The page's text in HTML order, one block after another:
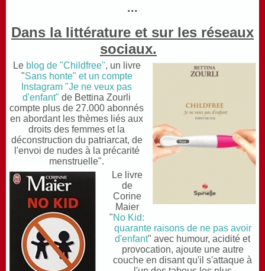
...
Dans la littérature et sur les réseaux
sociaux.
Le blog de "Childfree", un livre
"Sans honte" et un compte
Instagram "Je ne veux pas
d'enfant" de Bettina Zourli
compte plus de 27.000 abonnés
en abordant les thèmes liés aux
droits des femmes et la
déconstruction du patriarcat, de
l'envoi de nudes à la précarité
menstruelle".
Le livre
de
Corine
Maier
"No Kid:
quarante raisons de ne pas avoir
d'enfant" avec humour, acidité et
provocation, ajoute une autre
couche en disant qu'il s'attaque à